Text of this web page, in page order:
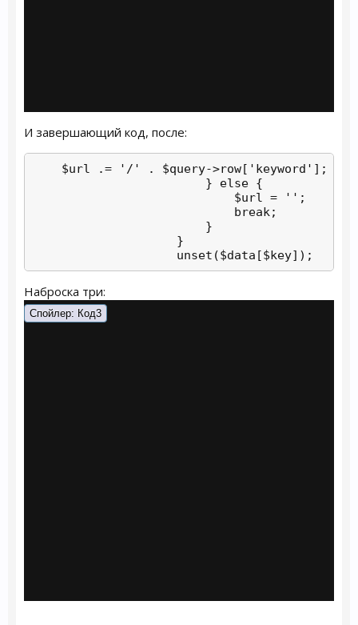
И завершающий код, после:
    $url .= '/' . $query->row['keyword'];
                        } else {
                            $url = '';
                            break;
                        }
                    }
                    unset($data[$key]);
Наброска три:
Спойлер: Код3